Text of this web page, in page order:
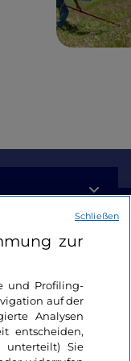
zur
und Profiling-
auf der
Analysen
entscheiden,
unterteilt) Sie
Schließen